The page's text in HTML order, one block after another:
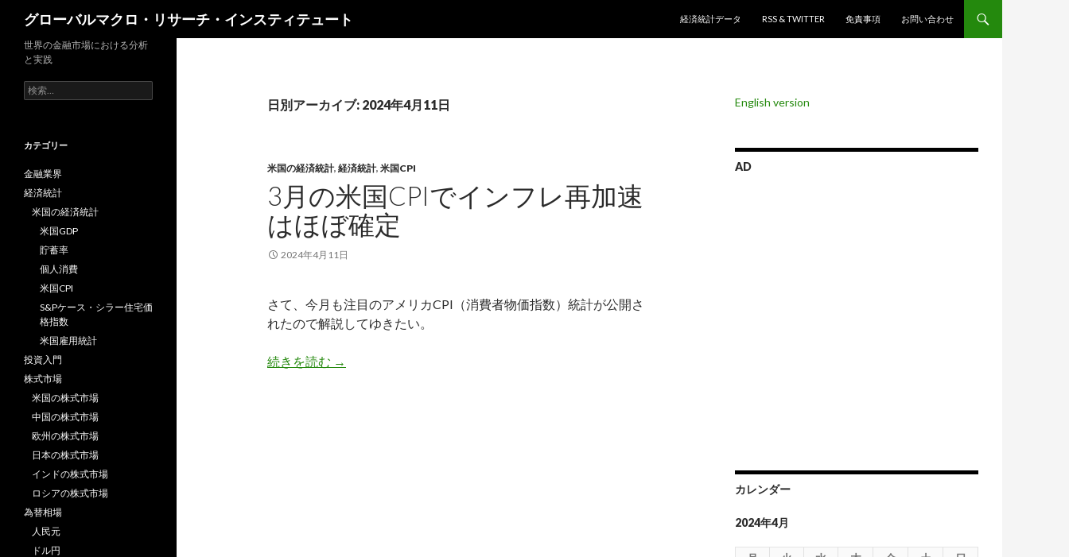
グローバルマクロ・リサーチ・インスティテュート
経済統計データ
RSS & TWITTER 免責事項 お問い合わせ
日別アーカイブ: 2024年4月11日
米国の経済統計, 経済統計, 米国CPI
3月の米国CPIでインフレ再加速
はほぼ確定
2024年4月11日
さて、今月も注目のアメリカCPI（消費者物価指数）統計が公開さ
れたので解説してゆきたい。
続きを読む 3月の米国CPIでインフレ再加速はほぼ確定
→
English version
AD
カレンダー
2024年4月
世界の金融市場における分析
と実践
検
索:
カテゴリー
金融業界
経済統計
米国の経済統計
米国GDP
貯蓄率
個人消費
米国CPI
S&Pケース・シラー住宅価
格指数
米国雇用統計
投資入門
株式市場
米国の株式市場
中国の株式市場
欧州の株式市場
日本の株式市場
インドの株式市場
ロシアの株式市場
為替相場
人民元
ドル円